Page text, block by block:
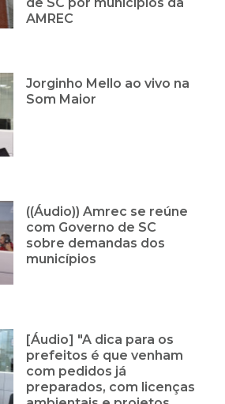
AMREC
Jorginho Mello ao vivo na
Som Maior
((Áudio)) Amrec se reúne
com Governo de SC
sobre demandas dos
municípios
[Áudio] "A dica para os
prefeitos é que venham
com pedidos já
preparados, com licenças